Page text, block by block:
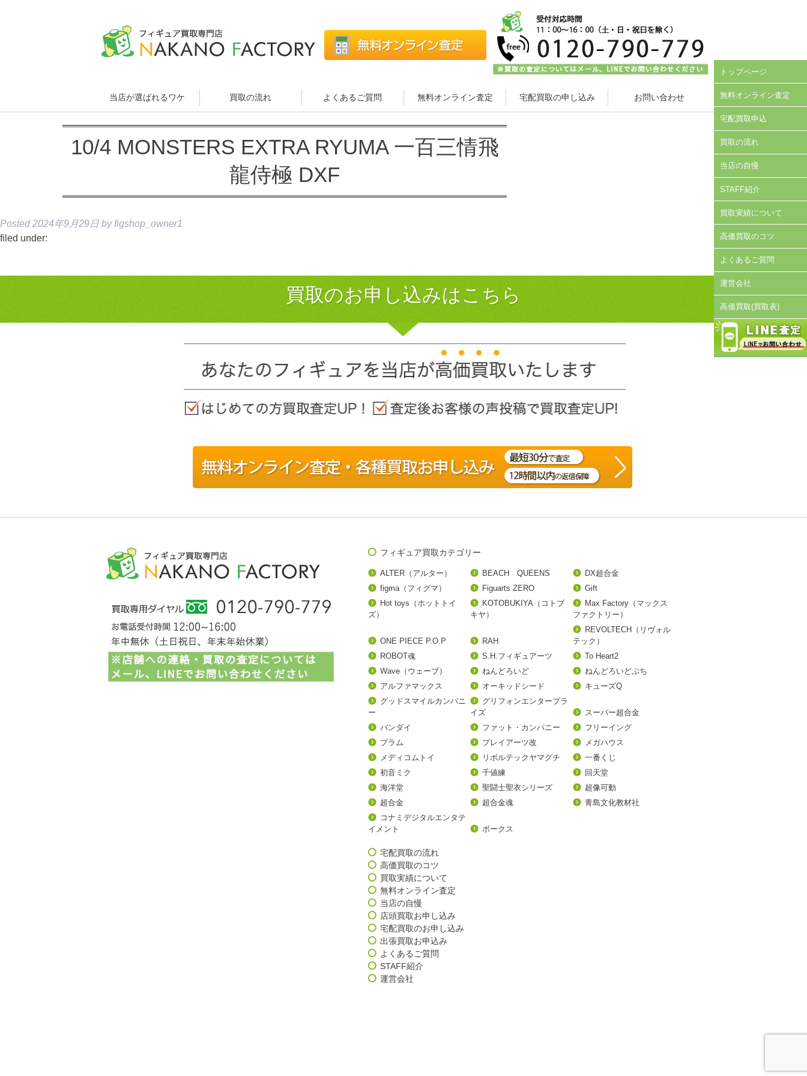
当店が選ばれるワケ 買取の流れ よくあるご質問 無料オンライン査定 宅配買取の申し込み お問い合わせ
10/4 MONSTERS EXTRA RYUMA 一百三情飛
龍侍極 DXF
Posted 2024年9月29日 by figshop_owner1
filed under:
トップページ
無料オンライン査定
宅配買取申込
買取の流れ
当店の自慢
STAFF紹介
買取実績について
高価買取のコツ
よくあるご質問
運営会社
高価買取(買取表)
買取のお申し込みはこちら
フィギュア買取カテゴリー
ALTER（アルター） BEACH QUEENS
DX超合金
figma（フィグマ）
Figuarts ZERO
Gift
Hot toys（ホットトイ
ズ）
KOTOBUKIYA（コトブ
キヤ）
Max Factory（マックス
ファクトリー）
ONE PIECE P.O.P RAH
REVOLTECH（リヴォル
テック）
ROBOT魂
S.H.フィギュアーツ
To Heart2
Wave（ウェーブ）
ねんどろいど
ねんどろいどぷち
アルファマックス
オーキッドシード
キューズQ
グッドスマイルカンパニ
ー
グリフォンエンタープラ
イズ
スーパー超合金
バンダイ
ファット・カンパニー
フリーイング
プラム
プレイアーツ改
メガハウス
メディコムトイ
リボルテックヤマグチ
一番くじ
初音ミク
千値練
回天堂
海洋堂
聖闘士聖衣シリーズ
超像可動
超合金
超合金魂
青島文化教材社
コナミデジタルエンタテ
イメント
ボークス
宅配買取の流れ
高価買取のコツ
買取実績について
無料オンライン査定
当店の自慢
店頭買取お申し込み
宅配買取のお申し込み
出張買取お申込み
よくあるご質問
STAFF紹介
運営会社